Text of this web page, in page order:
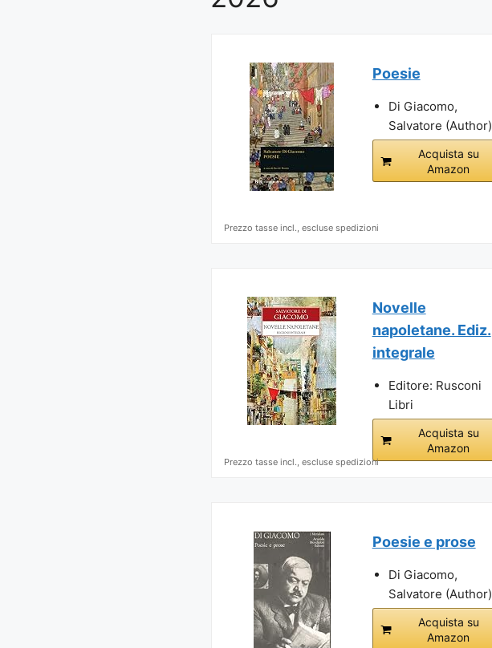
Poesie
Di Giacomo,
Salvatore (Author)
Acquista su
Amazon
Prezzo tasse incl., escluse spedizioni
Novelle
napoletane. Ediz.
integrale
Editore: Rusconi
Libri
Acquista su
Amazon
Prezzo tasse incl., escluse spedizioni
Poesie e prose
Di Giacomo,
Salvatore (Author)
Acquista su
Amazon